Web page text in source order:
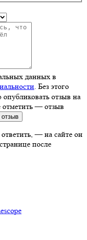
данных в
. Без этого
отзыв на
отметить — отзыв
— на сайте он
после